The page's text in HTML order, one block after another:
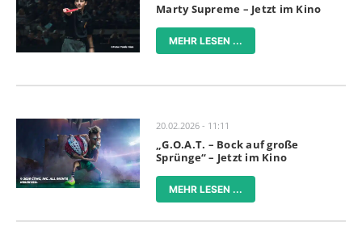
Marty Supreme – Jetzt im Kino
MEHR LESEN ...
20.02.2026 - 11:11
„G.O.A.T. – Bock auf große
Sprünge“ – Jetzt im Kino
MEHR LESEN ...